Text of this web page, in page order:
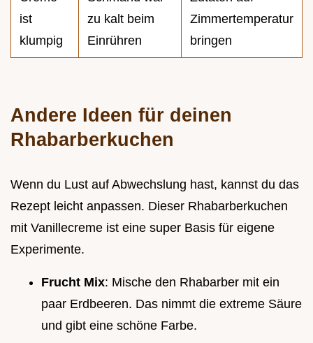
ist
klumpig
zu kalt beim
Einrühren
Zimmertemperatur
bringen
Andere Ideen für deinen
Rhabarberkuchen
Wenn du Lust auf Abwechslung hast, kannst du das
Rezept leicht anpassen. Dieser Rhabarberkuchen
mit Vanillecreme ist eine super Basis für eigene
Experimente.
Frucht Mix: Mische den Rhabarber mit ein
paar Erdbeeren. Das nimmt die extreme Säure
und gibt eine schöne Farbe.